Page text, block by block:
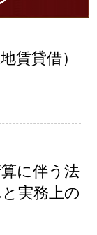
賃貸借）
に伴う法
実務上の